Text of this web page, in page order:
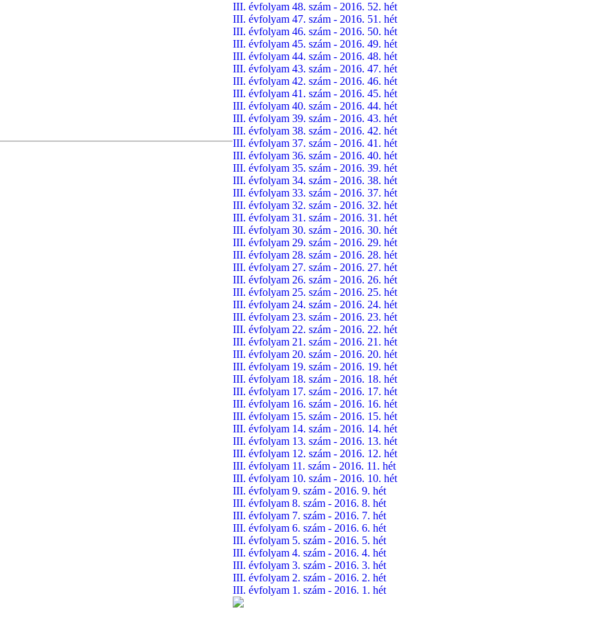
III. évfolyam 48. szám - 2016. 52. hét
III. évfolyam 47. szám - 2016. 51. hét
III. évfolyam 46. szám - 2016. 50. hét
III. évfolyam 45. szám - 2016. 49. hét
III. évfolyam 44. szám - 2016. 48. hét
III. évfolyam 43. szám - 2016. 47. hét
III. évfolyam 42. szám - 2016. 46. hét
III. évfolyam 41. szám - 2016. 45. hét
III. évfolyam 40. szám - 2016. 44. hét
III. évfolyam 39. szám - 2016. 43. hét
III. évfolyam 38. szám - 2016. 42. hét
III. évfolyam 37. szám - 2016. 41. hét
III. évfolyam 36. szám - 2016. 40. hét
III. évfolyam 35. szám - 2016. 39. hét
III. évfolyam 34. szám - 2016. 38. hét
III. évfolyam 33. szám - 2016. 37. hét
III. évfolyam 32. szám - 2016. 32. hét
III. évfolyam 31. szám - 2016. 31. hét
III. évfolyam 30. szám - 2016. 30. hét
III. évfolyam 29. szám - 2016. 29. hét
III. évfolyam 28. szám - 2016. 28. hét
III. évfolyam 27. szám - 2016. 27. hét
III. évfolyam 26. szám - 2016. 26. hét
III. évfolyam 25. szám - 2016. 25. hét
III. évfolyam 24. szám - 2016. 24. hét
III. évfolyam 23. szám - 2016. 23. hét
III. évfolyam 22. szám - 2016. 22. hét
III. évfolyam 21. szám - 2016. 21. hét
III. évfolyam 20. szám - 2016. 20. hét
III. évfolyam 19. szám - 2016. 19. hét
III. évfolyam 18. szám - 2016. 18. hét
III. évfolyam 17. szám - 2016. 17. hét
III. évfolyam 16. szám - 2016. 16. hét
III. évfolyam 15. szám - 2016. 15. hét
III. évfolyam 14. szám - 2016. 14. hét
III. évfolyam 13. szám - 2016. 13. hét
III. évfolyam 12. szám - 2016. 12. hét
III. évfolyam 11. szám - 2016. 11. hét
III. évfolyam 10. szám - 2016. 10. hét
III. évfolyam 9. szám - 2016. 9. hét
III. évfolyam 8. szám - 2016. 8. hét
III. évfolyam 7. szám - 2016. 7. hét
III. évfolyam 6. szám - 2016. 6. hét
III. évfolyam 5. szám - 2016. 5. hét
III. évfolyam 4. szám - 2016. 4. hét
III. évfolyam 3. szám - 2016. 3. hét
III. évfolyam 2. szám - 2016. 2. hét
III. évfolyam 1. szám - 2016. 1. hét